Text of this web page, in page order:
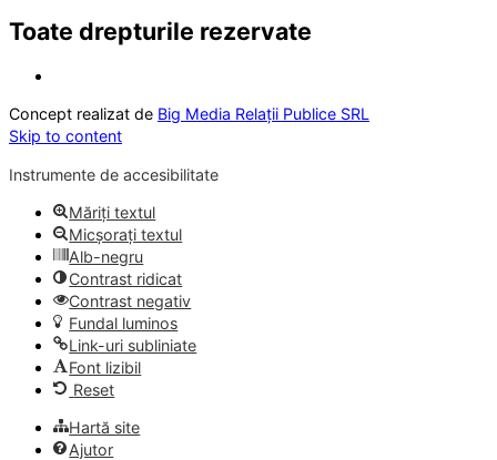
Toate drepturile rezervate
Concept realizat de Big Media Relații Publice SRL
Skip to content
Instrumente de accesibilitate
Măriți textul
Micșorați textul
Alb-negru
Contrast ridicat
Contrast negativ
Fundal luminos
Link-uri subliniate
Font lizibil
Reset
Hartă site
Ajutor